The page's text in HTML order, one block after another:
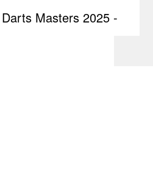
Masters 2025 -